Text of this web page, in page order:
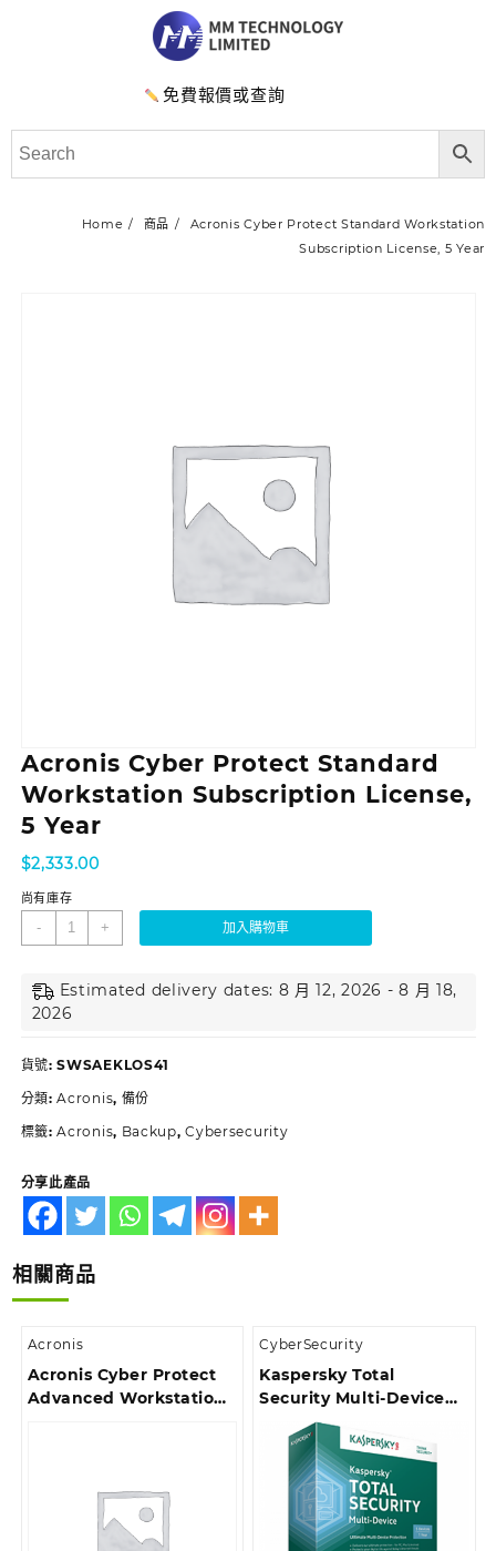
免費報價或查詢
Home 商品
Acronis Cyber Protect Standard Workstation
Subscription License, 5 Year
Acronis Cyber Protect Standard
Workstation Subscription License,
5 Year
$2,333.00
尚有庫存
- + 加入購物車
Estimated delivery dates: 8 月 12, 2026 - 8 月 18,
2026
貨號:SWSAEKLOS41
分類:Acronis, 備份
標籤:Acronis, Backup,Cybersecurity
分享此產品
相關商品
Acronis
Acronis Cyber Protect
Advanced Workstation
CyberSecurity
Kaspersky Total
Security Multi-Device
Boxset | 1 設備 | 3 年
(SOFBOXKTSMD1D3Y)